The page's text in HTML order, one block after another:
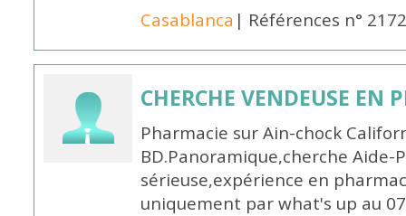
Casablanca | Références n°
CHERCHE VENDEUSE EN
Pharmacie sur Ain-chock
BD.Panoramique,cherche
sérieuse,expérience en
uniquement par what's up au